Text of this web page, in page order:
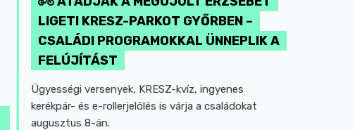
LIGETI KRESZ-PARKOT GYŐRBEN –
CSALÁDI PROGRAMOKKAL ÜNNEPLIK A
FELÚJÍTÁST
Ügyességi versenyek, KRESZ-kvíz, ingyenes
kerékpár- és e-rollerjelölés is várja a családokat
augusztus 8-án.